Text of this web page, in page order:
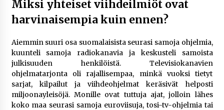
Miksi yhteiset viihdeilmiöt ovat
harvinaisempia kuin ennen?
Aiemmin suuri osa suomalaisista seurasi samoja ohjelmia,
kuunteli samoja radiokanavia ja keskusteli samoista
julkisuuden henkilöistä. Televisiokanavien
ohjelmatarjonta oli rajallisempaa, minkä vuoksi tietyt
sarjat, kilpailut ja viihdeohjelmat keräsivät helposti
miljoonayleisöjä. Monille ovat tuttuja ajat, jolloin lähes
koko maa seurasi samoja euroviisuja, tosi-tv-ohjelmia tai